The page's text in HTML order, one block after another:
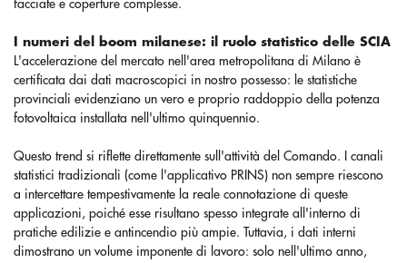
facciate e coperture complesse.
I numeri del boom milanese: il ruolo statistico delle SCIA
L'accelerazione del mercato nell'area metropolitana di Milano è
certificata dai dati macroscopici in nostro possesso: le statistiche
provinciali evidenziano un vero e proprio raddoppio della potenza
fotovoltaica installata nell'ultimo quinquennio.
Questo trend si riflette direttamente sull'attività del Comando. I canali
statistici tradizionali (come l'applicativo PRINS) non sempre riescono
a intercettare tempestivamente la reale connotazione di queste
applicazioni, poiché esse risultano spesso integrate all'interno di
pratiche edilizie e antincendio più ampie. Tuttavia, i dati interni
dimostrano un volume imponente di lavoro: solo nell'ultimo anno,